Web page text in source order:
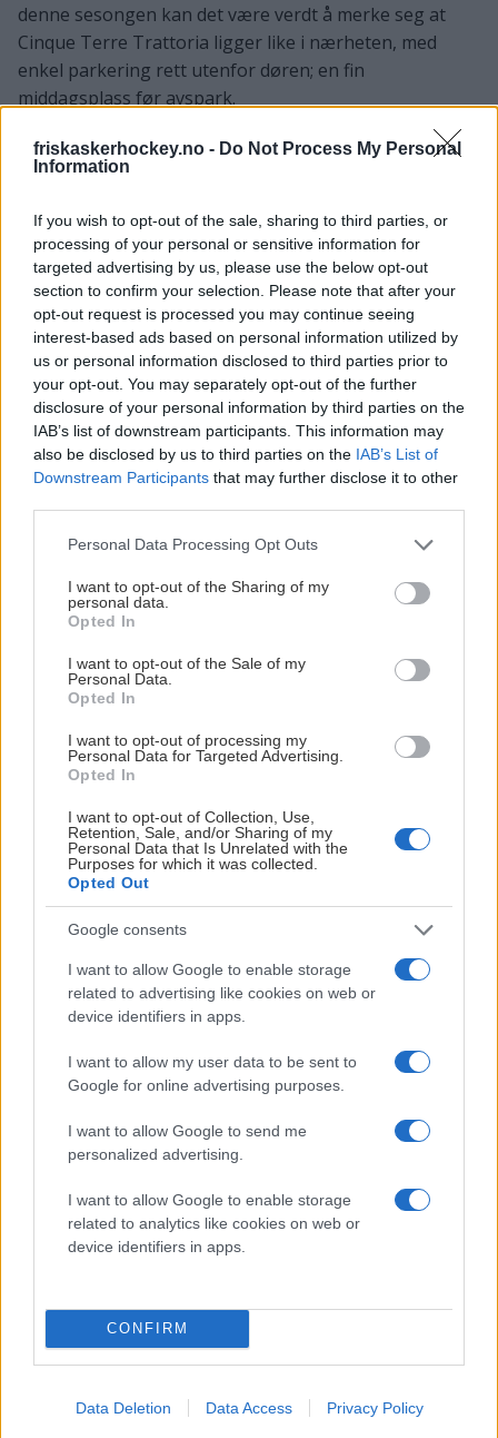
friskaskerhockey.no - Do Not Process My Personal
Information
If you wish to opt-out of the sale, sharing to third parties, or
processing of your personal or sensitive information for
targeted advertising by us, please use the below opt-out
section to confirm your selection. Please note that after your
opt-out request is processed you may continue seeing
interest-based ads based on personal information utilized by
us or personal information disclosed to third parties prior to
your opt-out. You may separately opt-out of the further
disclosure of your personal information by third parties on the
IAB’s list of downstream participants. This information may
also be disclosed by us to third parties on the IAB’s List of
Downstream Participants that may further disclose it to other
Please note that this website/app uses one or more Google
not limited to your visit or usage behaviour. You may click to
grant or deny consent to Google and its third-party tags to
use your data for below specified purposes in below Google
consent section.
Personal Data Processing Opt Outs
I want to opt-out of the Sharing of my
personal data.
Opted In
I want to opt-out of the Sale of my
Personal Data.
Opted In
I want to opt-out of processing my
Personal Data for Targeted Advertising.
Opted In
I want to opt-out of Collection, Use,
Retention, Sale, and/or Sharing of my
Personal Data that Is Unrelated with the
Purposes for which it was collected.
Opted Out
Google consents
I want to allow Google to enable storage
related to advertising like cookies on web or
device identifiers in apps.
I want to allow my user data to be sent to
Google for online advertising purposes.
I want to allow Google to send me
personalized advertising.
I want to allow Google to enable storage
related to analytics like cookies on web or
device identifiers in apps.
CONFIRM
Data Deletion Data Access Privacy Policy
denne sesongen kan det være verdt å merke seg at
Cinque Terre Trattoria ligger like i nærheten, med
enkel parkering rett utenfor døren; en fin
middagsplass før avspark.
Askers største bedriftsnettverk
Siden 2014 har klubbens målrettede satsing på
næringslivet bygget opp det største bedriftsnettverket
og vi har plass til flere samarbeidspartnere. Ta kontakt
med markedsavdelingen i dag, og la din bedrift bli en
Petter Ødegaard på mobil: 901 83 905 eller e-
Fredrick Bråten Haugland på mobil: 932 90 600 eller e-
VELKOMMEN TIL FAMILIEN!
Publisert: 2026-08-07 1 min lesing
Natt til 15. juli ble Marlene og Thomas Valkvæ Olsen